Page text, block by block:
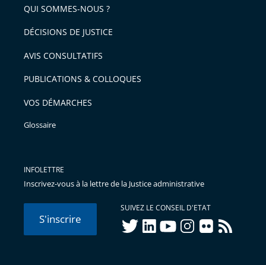
arriver
après
l'article
pour
avant
QUI SOMMES-NOUS ?
DÉCISIONS DE JUSTICE
AVIS CONSULTATIFS
PUBLICATIONS & COLLOQUES
VOS DÉMARCHES
Glossaire
INFOLETTRE
Inscrivez-vous à la lettre de la Justice administrative
S'inscrire
SUIVEZ LE CONSEIL D'ETAT
twitterlinkedInyoutubeinstagram
flickr rss